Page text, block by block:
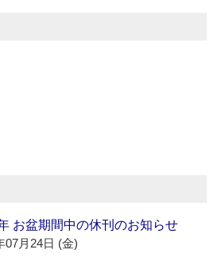
お盆期間中の休刊のお知らせ
07月24日 (金)